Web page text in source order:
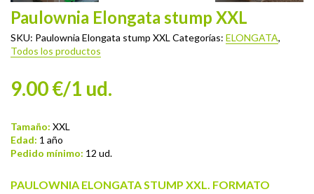
Paulownia Elongata stump XXL
SKU: Paulownia Elongata stump XXLCategorías: ELONGATA,
Todos los productos
9.00 €/1 ud.
Tamaño: XXL
Edad: 1 año
Pedido mínimo: 12 ud.
PAULOWNIA ELONGATA STUMP XXL. FORMATO